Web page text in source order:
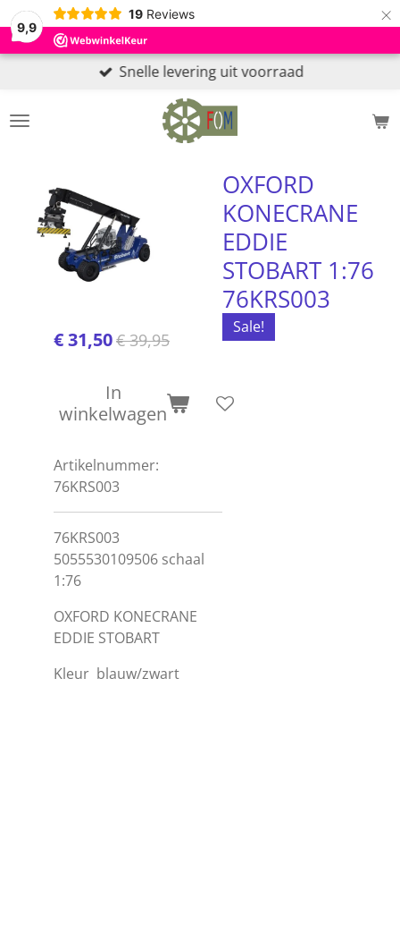
9,9
19 Reviews ×
Snelle levering uit voorraad
OXFORD
KONECRANE
EDDIE
STOBART 1:76
76KRS003
Sale!
€ 31,50€ 39,95
In
winkelwagen
Artikelnummer:
76KRS003
76KRS003
5055530109506 schaal
1:76
OXFORD KONECRANE
EDDIE STOBART
Kleur blauw/zwart